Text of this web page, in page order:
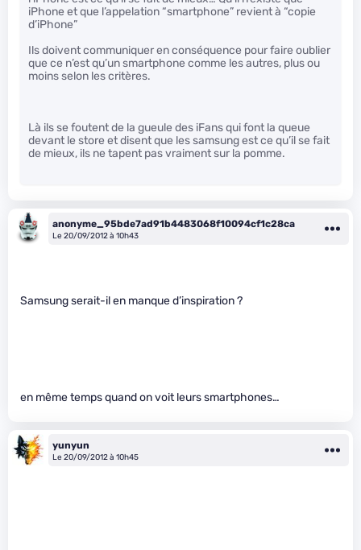
iPhone et que l’appelation “smartphone” revient à “copie
d’iPhone”
Ils doivent communiquer en conséquence pour faire oublier
que ce n’est qu’un smartphone comme les autres, plus ou
moins selon les critères.
Là ils se foutent de la gueule des iFans qui font la queue
devant le store et disent que les samsung est ce qu’il se fait
de mieux, ils ne tapent pas vraiment sur la pomme.
anonyme_95bde7ad91b4483068f10094cf1c28ca
Le 20/09/2012 à 10h43
Samsung serait-il en manque d’inspiration ?
en même temps quand on voit leurs smartphones…
yunyun
Le 20/09/2012 à 10h45